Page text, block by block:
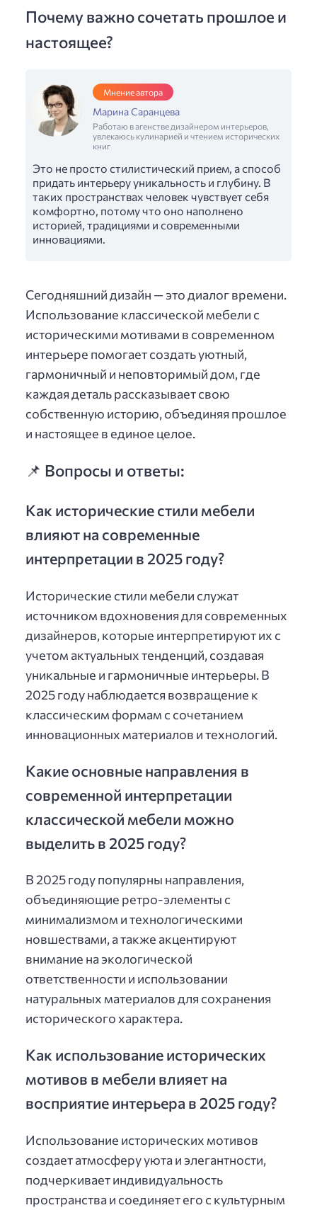
Почему важно сочетать прошлое и
настоящее?
Мнение автора
Марина Саранцева
Работаю в агенстве дизайнером интерьеров,
увлекаюсь кулинарией и чтением исторических
книг
Это не просто стилистический прием, а способ
придать интерьеру уникальность и глубину. В
таких пространствах человек чувствует себя
комфортно, потому что оно наполнено
историей, традициями и современными
инновациями.
Сегодняшний дизайн — это диалог времени.
Использование классической мебели с
историческими мотивами в современном
интерьере помогает создать уютный,
гармоничный и неповторимый дом, где
каждая деталь рассказывает свою
собственную историю, объединяя прошлое
и настоящее в единое целое.
📌 Вопросы и ответы:
Как исторические стили мебели
влияют на современные
интерпретации в 2025 году?
Исторические стили мебели служат
источником вдохновения для современных
дизайнеров, которые интерпретируют их с
учетом актуальных тенденций, создавая
уникальные и гармоничные интерьеры. В
2025 году наблюдается возвращение к
классическим формам с сочетанием
инновационных материалов и технологий.
Какие основные направления в
современной интерпретации
классической мебели можно
выделить в 2025 году?
В 2025 году популярны направления,
объединяющие ретро-элементы с
минимализмом и технологическими
новшествами, а также акцентируют
внимание на экологической
ответственности и использовании
натуральных материалов для сохранения
исторического характера.
Как использование исторических
мотивов в мебели влияет на
восприятие интерьера в 2025 году?
Использование исторических мотивов
создает атмосферу уюта и элегантности,
подчеркивает индивидуальность
пространства и соединяет его с культурным